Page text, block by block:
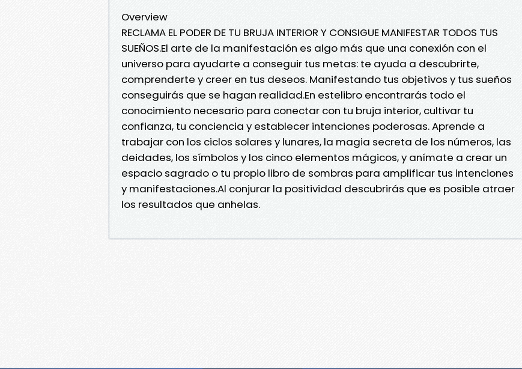
Overview
RECLAMA EL PODER DE TU BRUJA INTERIOR Y CONSIGUE MANIFESTAR TODOS TUS
SUEÑOS.El arte de la manifestación es algo más que una conexión con el
universo para ayudarte a conseguir tus metas: te ayuda a descubrirte,
comprenderte y creer en tus deseos. Manifestando tus objetivos y tus sueños
conseguirás que se hagan realidad.En estelibro encontrarás todo el
conocimiento necesario para conectar con tu bruja interior, cultivar tu
confianza, tu conciencia y establecer intenciones poderosas. Aprende a
trabajar con los ciclos solares y lunares, la magia secreta de los números, las
deidades, los símbolos y los cinco elementos mágicos, y anímate a crear un
espacio sagrado o tu propio libro de sombras para amplificar tus intenciones
y manifestaciones.Al conjurar la positividad descubrirás que es posible atraer
los resultados que anhelas.